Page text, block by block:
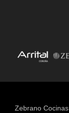
Zebrano Cocinas